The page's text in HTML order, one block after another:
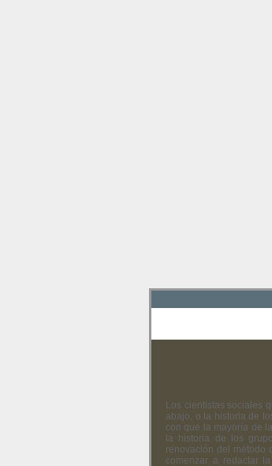
Los cientistas sociales
abajo, o la historia de
con que la mayoría de
la historia de los
renovación del método
comenzar a redactar